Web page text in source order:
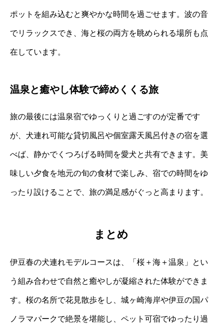
ポットを組み込むと爽やかな時間を過ごせます。波の音
でリラックスでき、海と桜の両方を眺められる場所も点
在しています。
温泉と癒やし体験で締めくくる旅
旅の最後には温泉宿でゆっくりと過ごすのが定番です
が、犬連れ可能な貸切風呂や個室露天風呂付きの宿を選
べば、静かでくつろげる時間を愛犬と共有できます。美
味しい夕食を地元の旬の食材で楽しみ、宿での時間をゆ
ったり設けることで、旅の満足感がぐっと高まります。
まとめ
伊豆春の犬連れモデルコースは、「桜＋海＋温泉」とい
う組み合わせで自然と癒やしが凝縮された体験ができま
す。桜の名所で花見散歩をし、城ヶ崎海岸や伊豆の国パ
ノラマパークで絶景を堪能し、ペット可宿でゆったり過